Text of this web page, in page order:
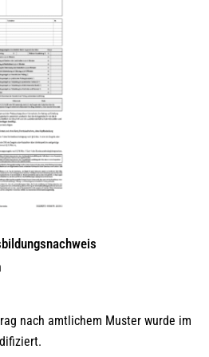
nach amtlichem Muster wurde im